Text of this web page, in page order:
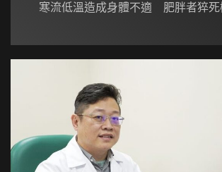
寒流低溫造成身體不適 肥胖者猝死